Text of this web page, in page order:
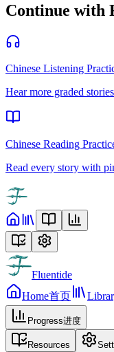
Continue with
Chinese Listening
Hear more graded
Chinese Reading
Read every story with
Fluentide
Home首页
Progress进度
Resources